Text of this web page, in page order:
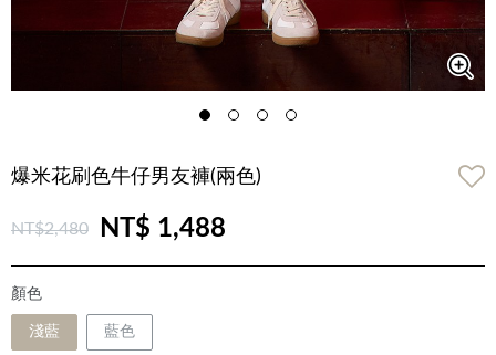
爆米花刷色牛仔男友褲(兩色)
NT$2,480 NT$ 1,488
顏色
淺藍 藍色